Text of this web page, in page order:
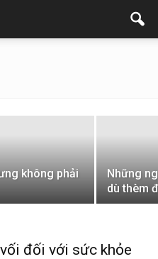
không phải
Những
dù thèm
đối với sức khỏe